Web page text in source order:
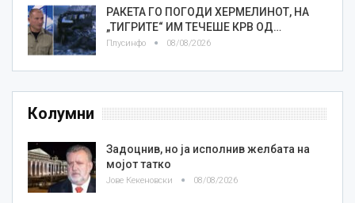
РАКЕТА ГО ПОГОДИ ХЕРМЕЛИНОТ, НА
„ТИГРИТЕ“ ИМ ТЕЧЕШЕ КРВ ОД…
Плусинфо 08/08/2026
Колумни
Задоцнив, но ја исполнив желбата на
мојот татко
Јове Кекеновски 08/08/2026